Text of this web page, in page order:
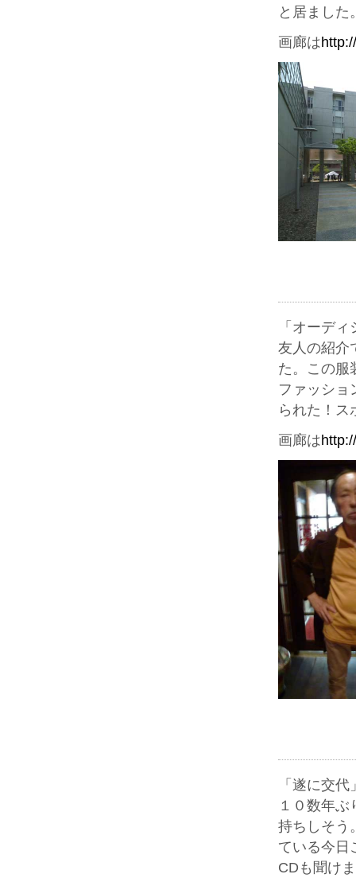
と居ました
画廊は
「オーデ
友人の紹介
た。この服
ファッショ
られた！ス
画廊は
「遂に交代
１０数年
持ちしそう
ている今日
CDも聞け